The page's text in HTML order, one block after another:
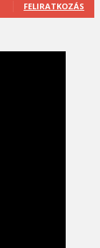
FELIRATKOZÁS